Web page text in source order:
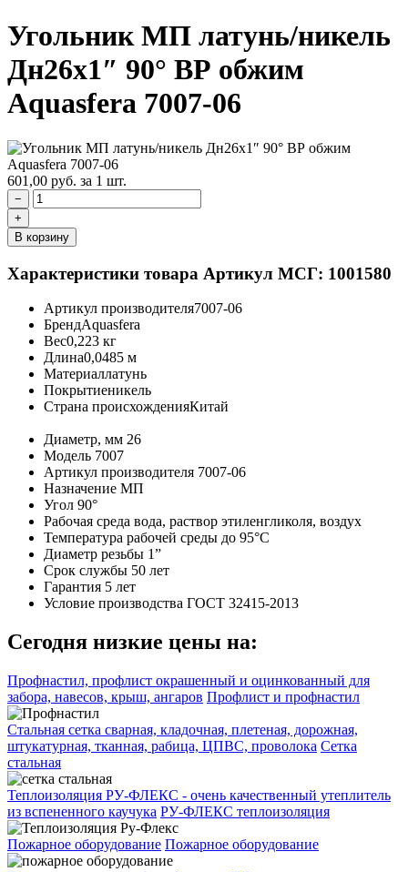
Угольник МП латунь/никель
Дн26х1″ 90° ВР обжим
Aquasfera 7007-06
601,00 руб. за 1 шт.
−
+
В корзину
Характеристики товара Артикул МСГ: 1001580
Артикул производителя7007-06
БрендAquasfera
Вес0,223 кг
Длина0,0485 м
Материаллатунь
Покрытиеникель
Страна происхожденияКитай
Диаметр, мм 26
Модель 7007
Артикул производителя 7007-06
Назначение МП
Угол 90°
Рабочая среда вода, раствор этиленгликоля, воздух
Температура рабочей среды до 95°C
Диаметр резьбы 1”
Срок службы 50 лет
Гарантия 5 лет
Условие производства ГОСТ 32415-2013
Сегодня низкие цены на:
Профнастил, профлист окрашенный и оцинкованный для
забора, навесов, крыш, ангаров Профлист и профнастил
Стальная сетка сварная, кладочная, плетеная, дорожная,
штукатурная, тканная, рабица, ЦПВС, проволока Сетка
стальная
Теплоизоляция РУ-ФЛЕКС - очень качественный утеплитель
из вспененного каучука РУ-ФЛЕКС теплоизоляция
Пожарное оборудование Пожарное оборудование